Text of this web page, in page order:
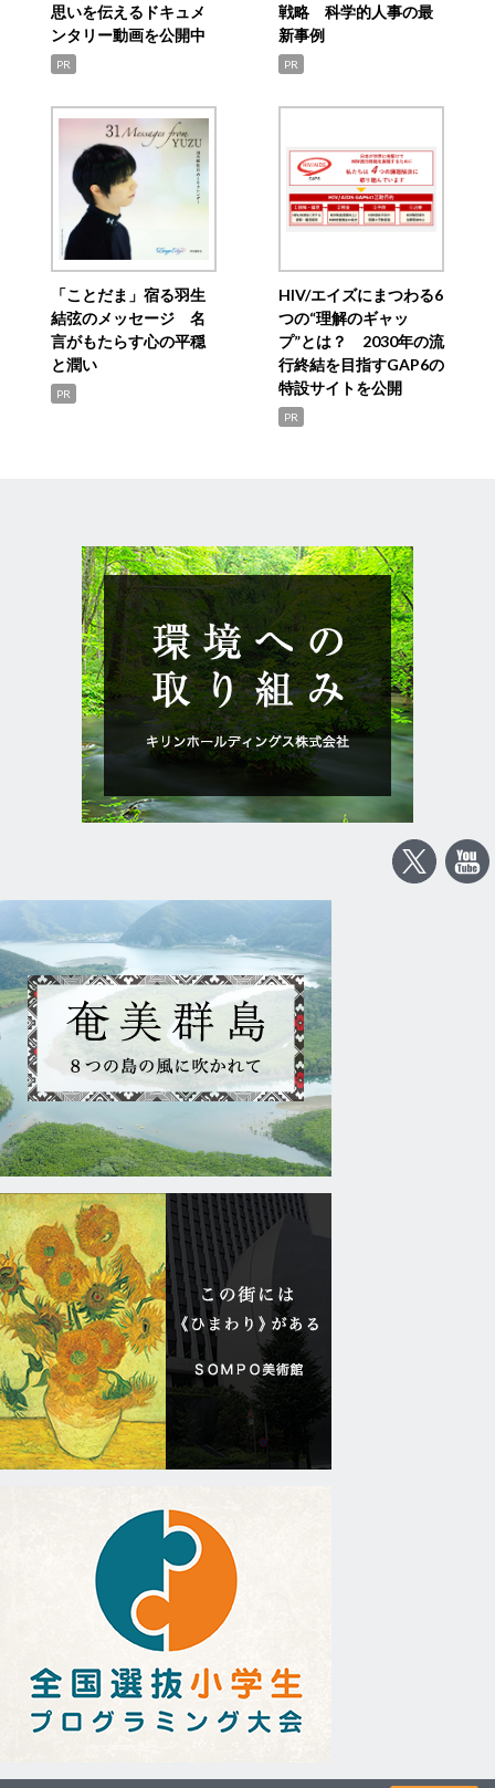
思いを伝えるドキュメ
ンタリー動画を公開中
PR
戦略 科学的人事の最
新事例
PR
「ことだま」宿る羽生
結弦のメッセージ 名
言がもたらす心の平穏
と潤い
PR
HIV/エイズにまつわる6
つの“理解のギャッ
プ”とは？ 2030年の流
行終結を目指すGAP6の
特設サイトを公開
PR